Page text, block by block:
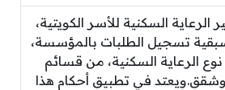
الرعاية السكنية للأسر الكويتية،
تسجيل الطلبات بالمؤسسة،
الرعاية السكنية، من قسائم
في تطبيق أحكام هذا